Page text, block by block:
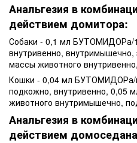
Анальгезия в
действием домитора:
Собаки - 0,1 мл БУТОМИДОРа/
внутривенно,
массы животного
Кошки - 0,04 мл БУТОМИДОРа/
подкожно, внутривенно, 0,05
животного внутримышечно,
Анальгезия в
действием домоседана